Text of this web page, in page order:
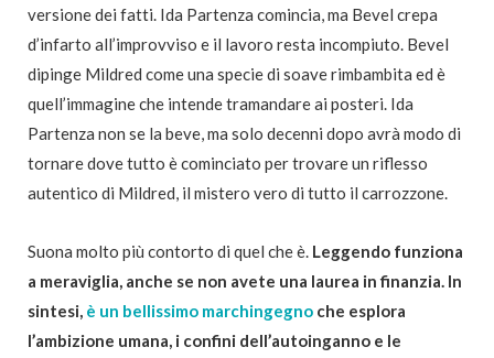
versionedei fatti. Ida Partenza comincia, ma Bevel crepa
d’infarto all’improvviso e il lavoro resta incompiuto. Bevel
dipinge Mildred come una specie di soave rimbambita ed è
quell’immagine che intende tramandare ai posteri. Ida
Partenza non se la beve, ma solo decenni dopo avrà modo di
tornare dove tutto è cominciato per trovare un riflesso
autentico di Mildred, il mistero vero di tutto il carrozzone.
Suona molto più contorto di quel che è. Leggendo funziona
a meraviglia, anche se non avete una laurea in finanzia. In
sintesi, è un bellissimo marchingegno che esplora
l’ambizione umana, i confini dell’autoinganno e le